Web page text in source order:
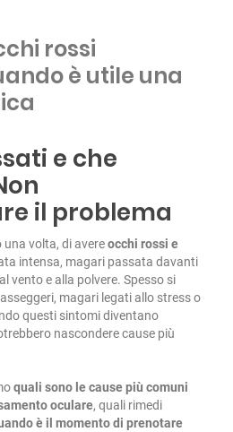
rossi
è utile una
e che
il problema
volta, di avereocchi rossi e
intensa, magari passata davanti
vento e alla polvere. Spesso si
magari legati allo stress o
questi sintomi diventano
nascondere cause più
quali sono le cause più comuni
oculare, quali rimedi
è il momento di prenotare